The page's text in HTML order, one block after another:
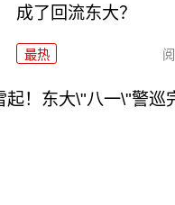
成了回流东大？
最热
起！东大\"八一\"警巡